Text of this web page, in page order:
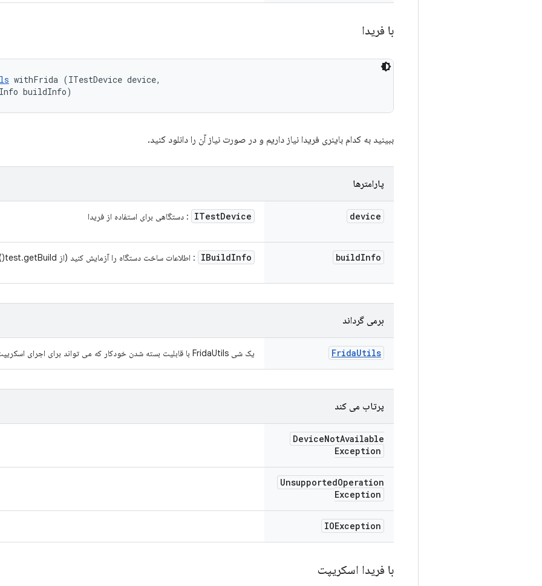
با فریدا
withFrida (ITestDevice device,
buildInfo)
ببینید به کدام باینری فریدا نیاز داریم و در صورت نیاز آن را دانلود کنید.
پارامترها
device
ITestDevice : دستگاهی برای استفاده از فریدا
buildInfo
IBuildInfo : اطلاعات ساخت دستگاه را آزمایش کنید (از test.getBuild())
برمی گرداند
FridaUtils یک شی FridaUtils با قابلیت بسته شدن خودکار که می تواند برای اجرای اسکریپت های فریدا با آن استفاده شود
پرتاب می کند
DeviceNotAvailable
Exception
UnsupportedOperation
Exception
IOException
با فریدا اسکریپت